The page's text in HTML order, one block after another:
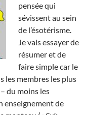
pensée qui
sévissent au sein
de l’ésotérisme.
Je vais essayer de
résumer et de
faire simple car le
les membres les plus
du moins les
enseignement de